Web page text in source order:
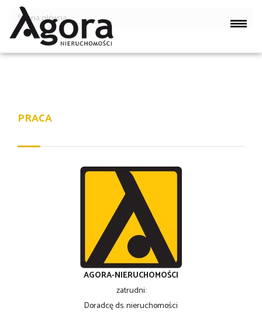
Strona główna
PRACA
AGORA-NIERUCHOMOŚCI
zatrudni:
Doradcę ds. nieruchomości